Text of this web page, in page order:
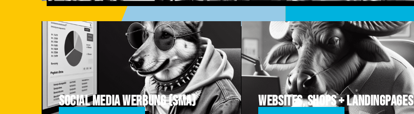
Social Media Werbung (SMA) Websites, Shops + Landingpages